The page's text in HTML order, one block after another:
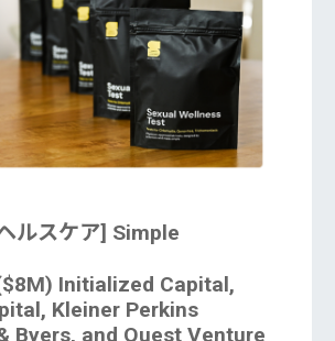
ルスケア] Simple
Initialized Capital,
Kleiner Perkins
Byers, and Quest Venture